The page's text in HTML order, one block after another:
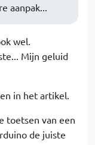
aanpak...
wel.
Mijn geluid
in het artikel.
toetsen van een
de juiste